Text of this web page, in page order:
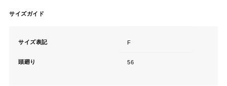
サイズガイド
サイズ表記 F
頭廻り 56